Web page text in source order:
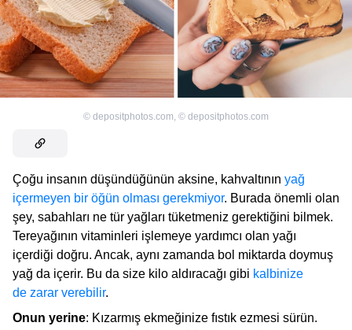
© depositphotos.com, © depositphotos.com
Çoğu insanın düşündüğünün aksine, kahvaltının yağ
içermeyen bir öğün olması gerekmiyor. Burada önemli olan
şey, sabahları ne tür yağları tüketmeniz gerektiğini bilmek.
Tereyağının vitaminleri işlemeye yardımcı olan yağı
içerdiği doğru. Ancak, aynı zamanda bol miktarda doymuş
yağ da içerir. Bu da size kilo aldıracağı gibi kalbinize
de zarar verebilir.
Onun yerine: Kızarmış ekmeğinize fıstık ezmesi sürün.